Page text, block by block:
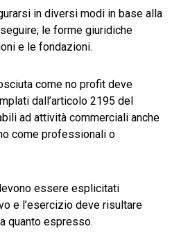
in diversi modi in base alla
le forme giuridiche
e le fondazioni.
come no profit deve
dall’articolo 2195 del
ad attività commerciali anche
come professionali o
essere esplicitati
e l’esercizio deve risultare
quanto espresso.